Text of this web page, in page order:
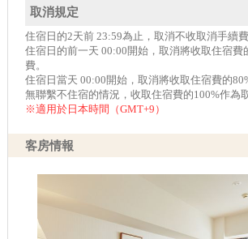
取消規定
住宿日的2天前 23:59為止，取消不收取消手續費
住宿日的前一天 00:00開始，取消將收取住宿費
費。
住宿日當天 00:00開始，取消將收取住宿費的
無聯繫不住宿的情況，收取住宿費的100%作為
※適用於日本時間（GMT+9）
客房情報